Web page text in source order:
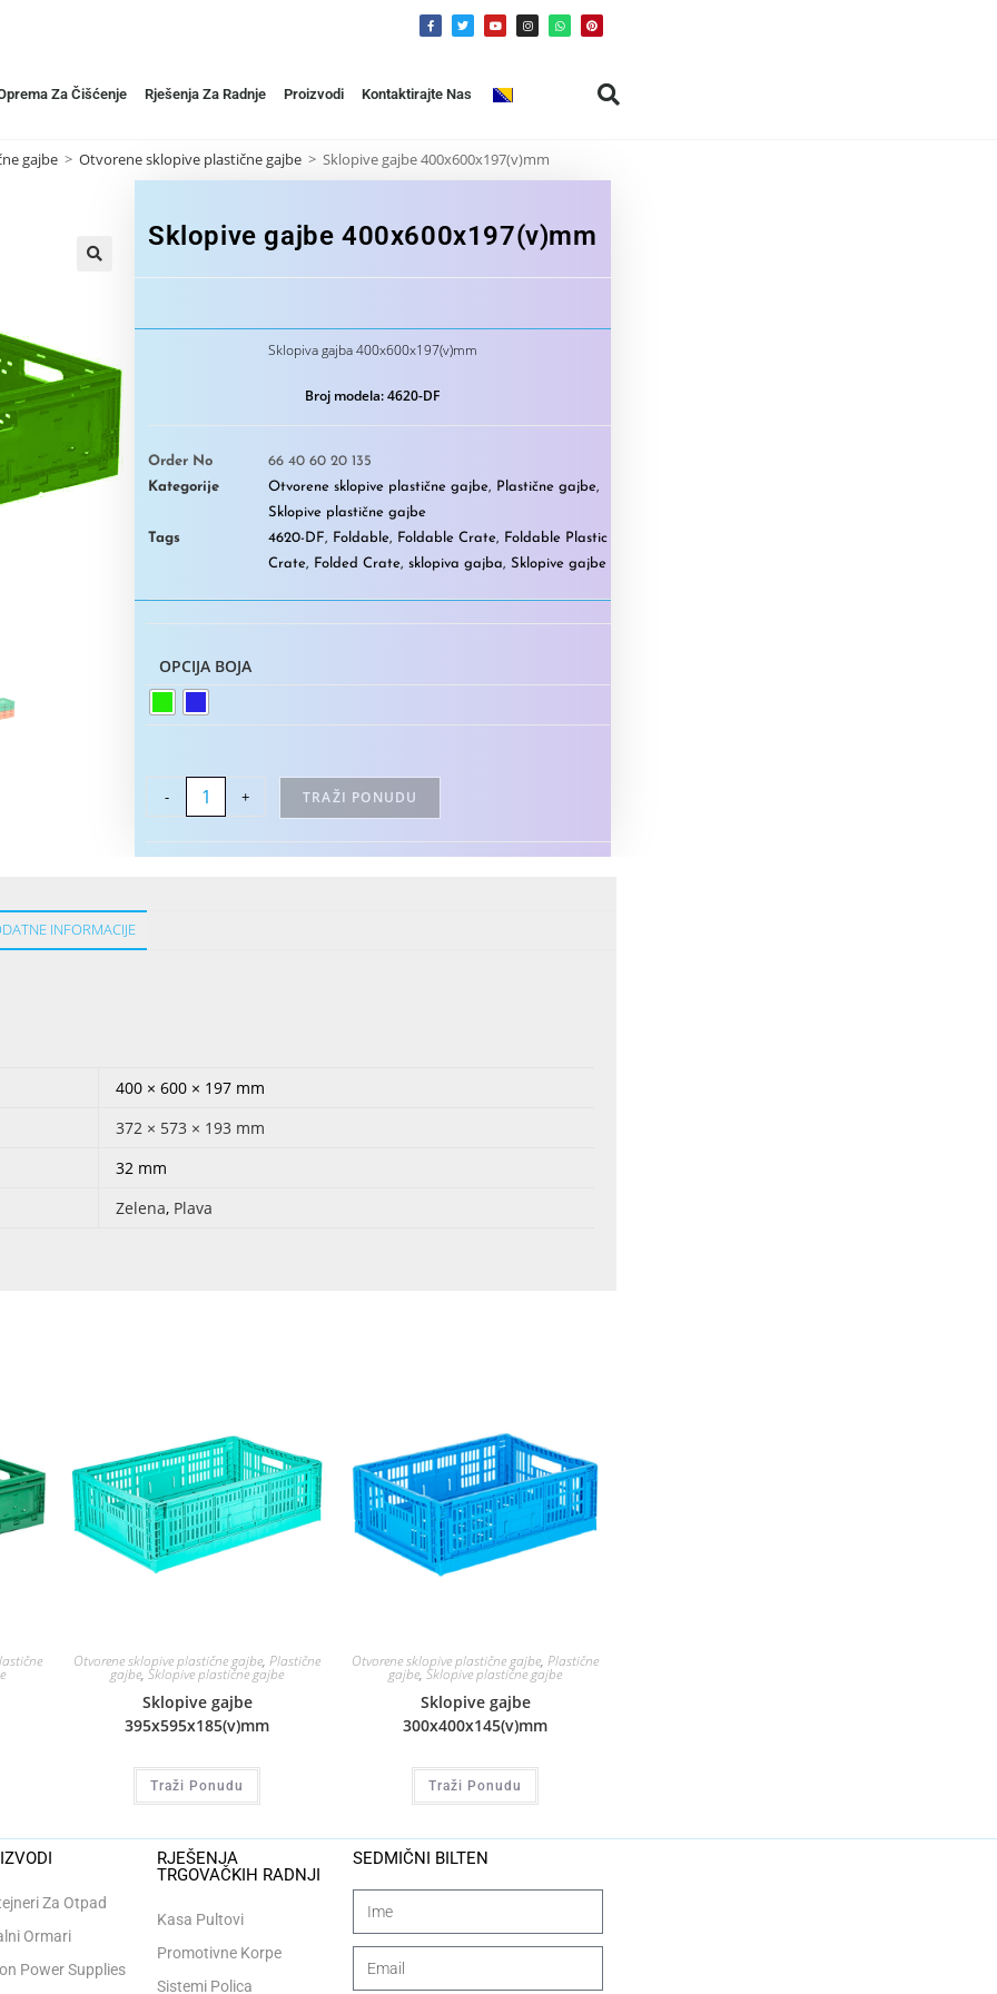
Za Čišćenje Rješenja Za Radnje Proizvodi Kontaktirajte Nas
gajbe > Otvorene sklopive plastične gajbe > Sklopive gajbe 400x600x197(v)mm
Sklopive gajbe 400x600x197(v)mm
Sklopiva gajba 400x600x197(v)mm
Broj modela: 4620-DF
Order No
66 40 60 20 135
Kategorije
Otvorene sklopive plastične gajbe, Plastične gajbe,
Sklopive plastične gajbe
Tags
4620-DF, Foldable, Foldable Crate, Foldable Plastic
Crate, Folded Crate, sklopiva gajba, Sklopive gajbe
OPCIJA BOJA
- + TRAŽI PONUDU
INFORMACIJE
400 × 600 × 197 mm
372 × 573 × 193 mm
32 mm
Zelena, Plava
Otvorene sklopive plastične gajbe, Plastične
gajbe, Sklopive plastične gajbe
Sklopive gajbe
395x595x185(v)mm
Traži Ponudu
Otvorene sklopive plastične gajbe, Plastične
gajbe, Sklopive plastične gajbe
Sklopive gajbe
300x400x145(v)mm
Traži Ponudu
Za Otpad
Ormari
Power Supplies
RJEŠENJA
TRGOVAČKIH RADNJI
Kasa Pultovi
Promotivne Korpe
Sistemi Polica
SEDMIČNI BILTEN